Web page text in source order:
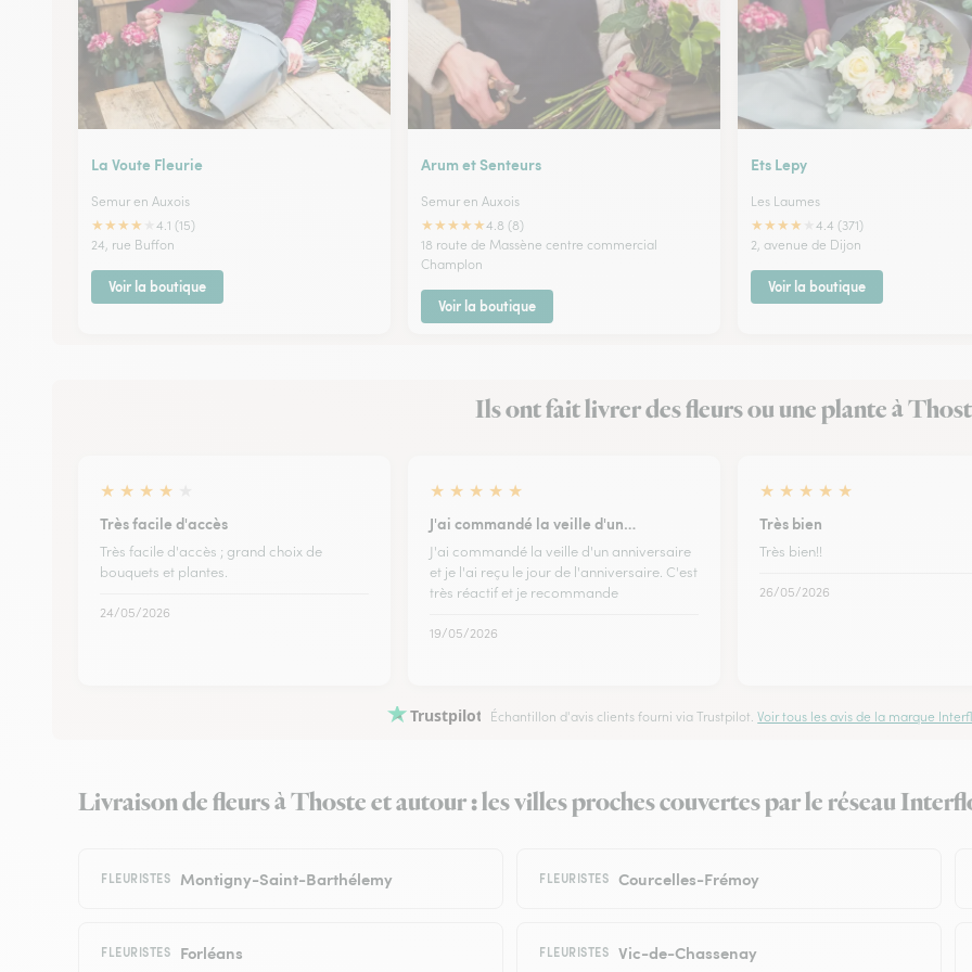
La Voute Fleurie
Semur en Auxois
★★★★
4.1 (15)
24, rue Buffon
Voir la boutique
Arum et Senteurs
Semur en Auxois
★★★★★4.8 (8)
18 route de Massène centre commercial
Champlon
Voir la boutique
Ets Lepy
Les Laumes
★★★★
4.4 (371)
2, avenue de Dijon
Voir la boutique
Ils ont fait livrer des fleurs ou une plante à
★ ★ ★ ★
Très facile d'accès
Très facile d'accès ; grand choix de
bouquets et plantes.
24/05/2026
★ ★ ★ ★ ★
J'ai commandé la veille d'un…
J'ai commandé la veille d'un anniversaire
et je l'ai reçu le jour de l'anniversaire. C'est
très réactif et je recommande
19/05/2026
★ ★ ★ ★ ★
Très bien
Très bien!!
26/05/2026
Trustpilot Échantillon d'avis clients fourni via Trustpilot.Voir tous les avis de la marque
Livraison de fleurs à Thoste et autour : les villes proches couvertes par le réseau
FLEURISTES Montigny-Saint-Barthélemy FLEURISTES Courcelles-Frémoy
FLEURISTES Forléans FLEURISTES Vic-de-Chassenay